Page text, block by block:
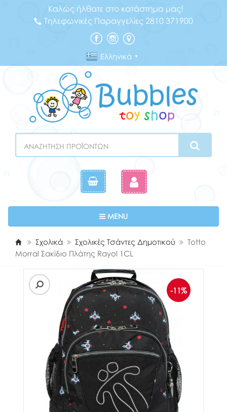
Καλώς ήλθατε στο κατάστημα μας!
Τηλεφωνικές Παραγγελίες 2810 371900
Ελληνικά ▼
MENUToggle navigation
Σχολικά Σχολικές Τσάντες Δημοτικού
Totto
Morral Σακίδιο Πλάτης Rayol 1CL
-11%